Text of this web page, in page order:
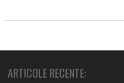
ARTICOLE RECENTE: